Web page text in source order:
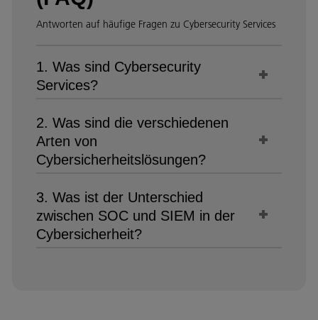
Antworten auf häufige Fragen zu Cybersecurity Services
1. Was sind Cybersecurity
Services?
2. Was sind die verschiedenen
Arten von
Cybersicherheitslösungen?
3. Was ist der Unterschied
zwischen SOC und SIEM in der
Cybersicherheit?